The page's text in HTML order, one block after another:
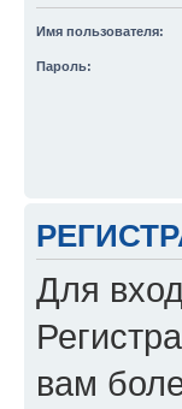
Имя пользователя:
Пароль:
Для
вам